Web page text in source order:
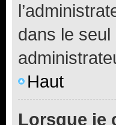
dans le seul
Haut
Lorsque je